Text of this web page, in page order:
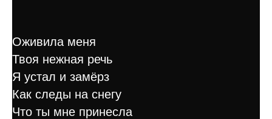
Оживила меня
Твоя нежная речь
Я устал и замёрз
Как следы на снегу
Что ты мне принесла